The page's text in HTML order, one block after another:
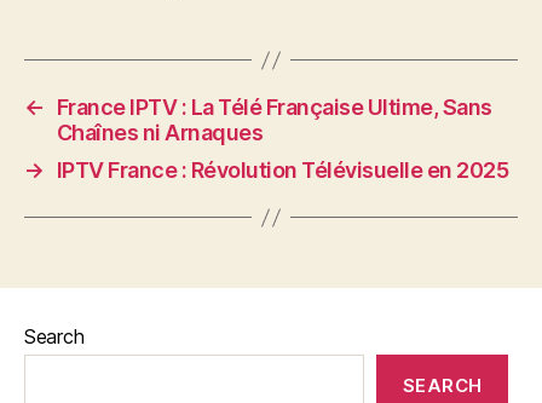
←
France IPTV : La Télé Française Ultime, Sans
Chaînes ni Arnaques
→
IPTV France : Révolution Télévisuelle en 2025
Search
SEARCH